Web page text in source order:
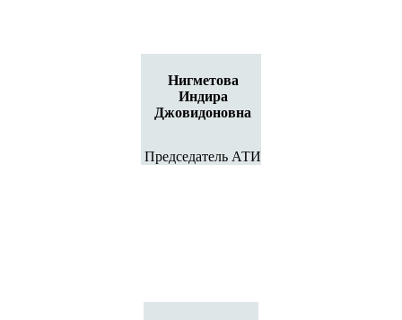
Нигметова
Индира
Джовидоновна
Председатель АТИ